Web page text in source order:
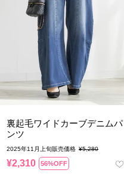
裏起毛ワイドカーブデニムパ
ンツ
2025年11月上旬販売価格 ¥5,280
¥2,310 56%OFF